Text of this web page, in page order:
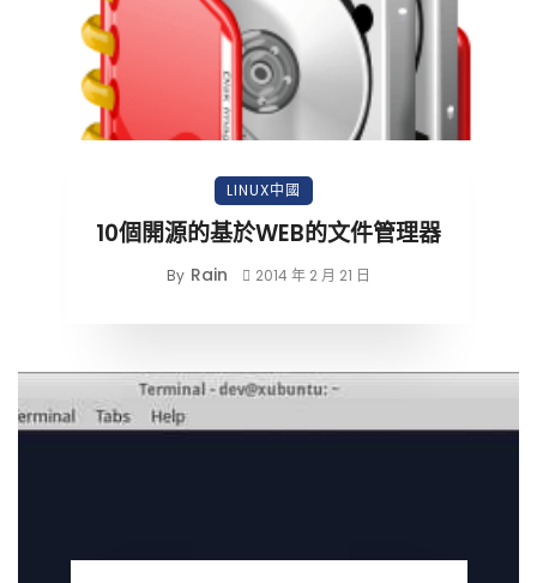
LINUX中國
10個開源的基於WEB的文件管理器
By Rain 2014 年 2 月 21 日